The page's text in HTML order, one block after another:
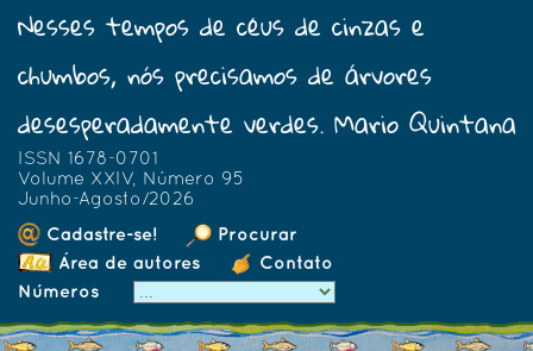
Nesses tempos de céus de cinzas e
chumbos, nós precisamos de árvores
desesperadamente verdes. Mario Quintana
ISSN 1678-0701
Volume XXIV, Número 95
Junho-Agosto/2026
Cadastre-se!
Procurar
Área de autores
Contato
Números